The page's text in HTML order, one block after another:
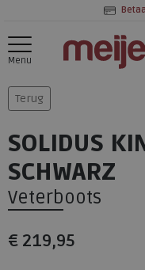
Menu
Terug
SOLIDUS
SCHWARZ
Veterboots
€ 219,95